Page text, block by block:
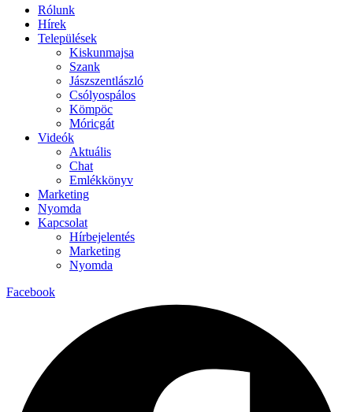
Rólunk
Hírek
Települések
Kiskunmajsa
Szank
Jászszentlászló
Csólyospálos
Kömpöc
Móricgát
Videók
Aktuális
Chat
Emlékkönyv
Marketing
Nyomda
Kapcsolat
Hírbejelentés
Marketing
Nyomda
Facebook